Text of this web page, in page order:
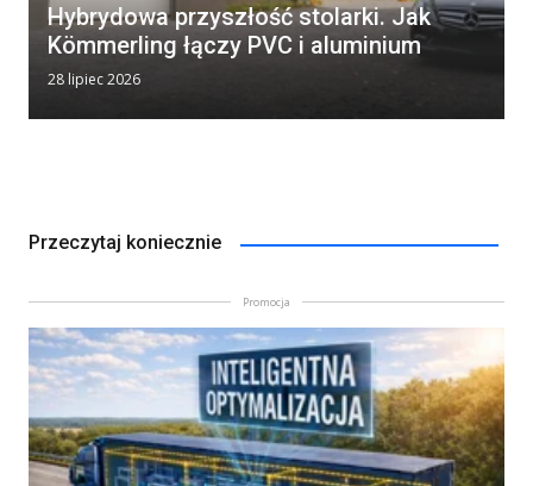
Hybrydowa przyszłość stolarki. Jak
Kömmerling łączy PVC i aluminium
28 lipiec 2026
Przeczytaj koniecznie
Promocja